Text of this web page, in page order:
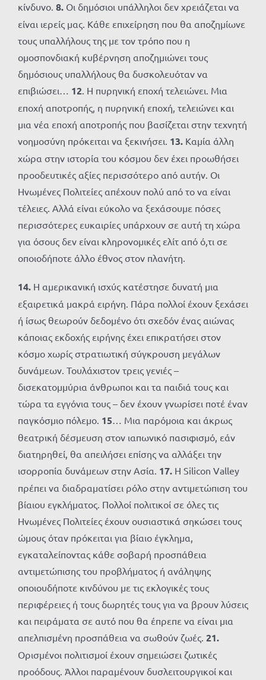
κίνδυνο. 8. Οι δημόσιοι υπάλληλοι δεν χρειάζεται να
είναι ιερείς μας. Κάθε επιχείρηση που θα αποζημίωνε
τους υπαλλήλους της με τον τρόπο που η
ομοσπονδιακή κυβέρνηση αποζημιώνει τους
δημόσιους υπαλλήλους θα δυσκολευόταν να
επιβιώσει… 12. Η πυρηνική εποχή τελειώνει. Μια
εποχή αποτροπής, η πυρηνική εποχή, τελειώνει και
μια νέα εποχή αποτροπής που βασίζεται στην τεχνητή
νοημοσύνη πρόκειται να ξεκινήσει. 13. Καμία άλλη
χώρα στην ιστορία του κόσμου δεν έχει προωθήσει
προοδευτικές αξίες περισσότερο από αυτήν. Οι
Ηνωμένες Πολιτείες απέχουν πολύ από το να είναι
τέλειες. Αλλά είναι εύκολο να ξεχάσουμε πόσες
περισσότερες ευκαιρίες υπάρχουν σε αυτή τη χώρα
για όσους δεν είναι κληρονομικές ελίτ από ό,τι σε
οποιοδήποτε άλλο έθνος στον πλανήτη.
14. Η αμερικανική ισχύς κατέστησε δυνατή μια
εξαιρετικά μακρά ειρήνη. Πάρα πολλοί έχουν ξεχάσει
ή ίσως θεωρούν δεδομένο ότι σχεδόν ένας αιώνας
κάποιας εκδοχής ειρήνης έχει επικρατήσει στον
κόσμο χωρίς στρατιωτική σύγκρουση μεγάλων
δυνάμεων. Τουλάχιστον τρεις γενιές –
δισεκατομμύρια άνθρωποι και τα παιδιά τους και
τώρα τα εγγόνια τους – δεν έχουν γνωρίσει ποτέ έναν
παγκόσμιο πόλεμο. 15… Μια παρόμοια και άκρως
θεατρική δέσμευση στον ιαπωνικό πασιφισμό, εάν
διατηρηθεί, θα απειλήσει επίσης να αλλάξει την
ισορροπία δυνάμεων στην Ασία. 17. Η Silicon Valley
πρέπει να διαδραματίσει ρόλο στην αντιμετώπιση του
βίαιου εγκλήματος. Πολλοί πολιτικοί σε όλες τις
Ηνωμένες Πολιτείες έχουν ουσιαστικά σηκώσει τους
ώμους όταν πρόκειται για βίαιο έγκλημα,
εγκαταλείποντας κάθε σοβαρή προσπάθεια
αντιμετώπισης του προβλήματος ή ανάληψης
οποιουδήποτε κινδύνου με τις εκλογικές τους
περιφέρειες ή τους δωρητές τους για να βρουν λύσεις
και πειράματα σε αυτό που θα έπρεπε να είναι μια
απελπισμένη προσπάθεια να σωθούν ζωές. 21.
Ορισμένοι πολιτισμοί έχουν σημειώσει ζωτικές
προόδους. Άλλοι παραμένουν δυσλειτουργικοί και